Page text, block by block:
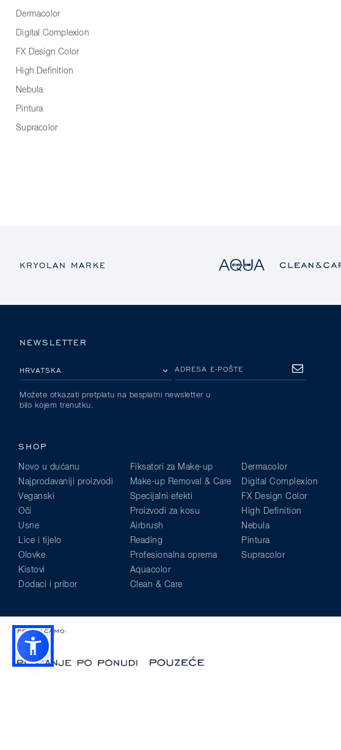
Dermacolor
Digital Complexion
FX Design Color
High Definition
Nebula
Pintura
Supracolor
KRYOLAN MARKE
NEWSLETTER
ADRESA E-POŠTE
PRETPLATA
Možete otkazati pretplatu na besplatni newsletter u
bilo kojem trenutku.
SHOP
Novo u dućanu
Najprodavaniji proizvodi
Veganski
Oči
Usne
Lice i tijelo
Olovke
Kistovi
Dodaci i pribor
Fiksatori za Make-up
Make-up Removal & Care
Specijalni efekti
Proizvodi za kosu
Airbrush
Reading
Profesionalna oprema
Aquacolor
Clean & Care
Dermacolor
Digital Complexion
FX Design Color
High Definition
Nebula
Pintura
Supracolor
PRIHVAĆAMO: